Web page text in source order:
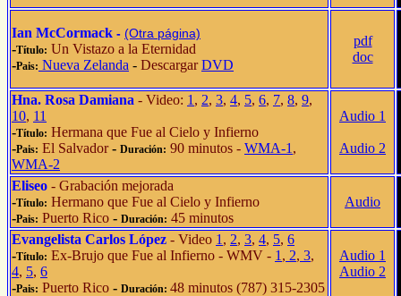
Ian McCormack - (Otra página)
-Título: Un Vistazo a la Eternidad
-Pais: Nueva Zelanda - DescargarDVD
pdf
doc
Hna. Rosa Damiana - Video: 1 , 2, 3, 4, 5, 6, 7, 8, 9,
10, 11
-Título: Hermana que Fue al Cielo y Infierno
-Pais: El Salvador- Duración: 90 minutos - WMA-1 ,
WMA-2
Audio 1
Audio 2
Eliseo - Grabación mejorada
-Título: Hermano que Fue al Cielo y Infierno
-Pais: Puerto Rico - Duración: 45 minutos
Audio
Evangelista Carlos López - Video 1 , 2, 3, 4, 5, 6
-Título: Ex-Brujo que Fue al Infierno - WMV - 1 , 2, 3,
4, 5, 6
-Pais: Puerto Rico - Duración: 48 minutos (787) 315-2305
Audio 1
Audio 2